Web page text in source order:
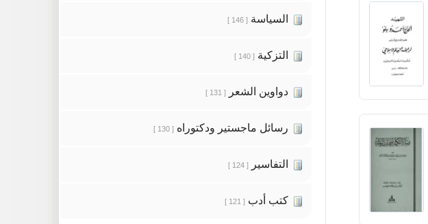
السياسة [ 146 ]
التزكية [ 140 ]
دواوين الشعر [ 131 ]
رسائل ماجستير ودكتوراه [ 130 ]
التفاسير [ 124 ]
كتب أدب [ 121 ]